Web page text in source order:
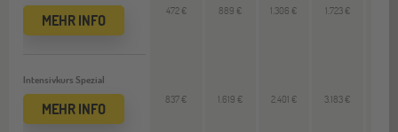
MEHR INFO
Intensivkurs Spezial
MEHR INFO
472 € 889 € 1.306 € 1.723 €
837 € 1.619 € 2.401 € 3.183 €